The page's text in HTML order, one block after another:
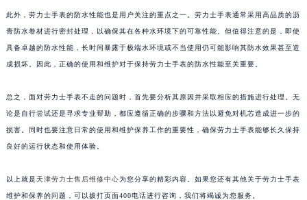
此外，劳力士手表的防水性能也是用户关注的重点之一。劳力士手表通常采用高品质的沥
青防水卷材进行密封处理，以确保其在各种水环境下的可靠性能。但值得注意的是，即使
具备卓越的防水性能，长时间暴露于极端水环境或不当使用仍可能影响其防水效果甚至造
成损坏。因此，正确的使用和维护对于保持劳力士手表的防水性能至关重要。
总之，面对劳力士手表不走的问题时，首先要分析其原因并采取相应的措施进行处理。无
论是自行尝试还是寻求专业帮助，都应遵循正确的步骤和方法以避免对机芯造成进一步的
损害。同时也要注意日常的使用和维护保养工作的重要性，确保劳力士手表能够长久保持
良好的运行状态和使用体验。
以上就是天津劳力士售后维修中心为您分享的精彩内容。如果您还有其他关于劳力士手表
维护和保养的问题，可以拨打页面400电话进行咨询，我们将竭诚为您服务。